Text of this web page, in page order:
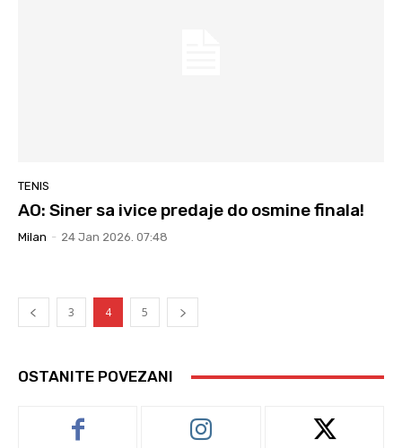
TENIS
AO: Siner sa ivice predaje do osmine finala!
Milan - 24 Jan 2026. 07:48
3 4 5
OSTANITE POVEZANI